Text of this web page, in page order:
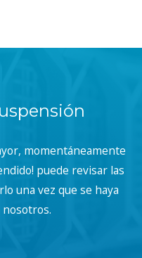
momentáneamente
puede revisar las
una vez que se haya
nosotros.